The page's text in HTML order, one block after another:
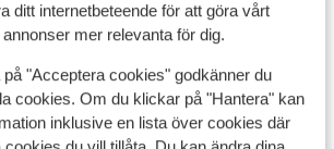
ditt internetbeteende för att göra vårt
mer relevanta för dig.
"Acceptera cookies" godkänner du
cookies. Om du klickar på "Hantera" kan
inklusive en lista över cookies där
the best holidays
they’re about how a
feel. Paradise made us
and
from the first day until
been home for less than 12
(mot betalning) )
ca 300 m
ca 7 km
ca 300 m: till Zakynthos